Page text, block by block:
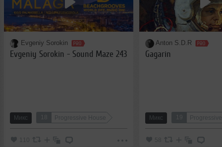
Evgeniy Sorokin
Evgeniy Sorokin - Sound Maze 243
Микс 18 Progressive House
Anton S.D.R
Gagarin
Микс 19
58